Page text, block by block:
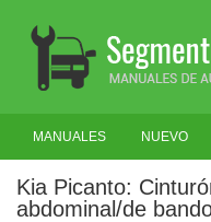
MANUALES NUEVO
BUSCAR
Kia Picanto:
abdominal/de